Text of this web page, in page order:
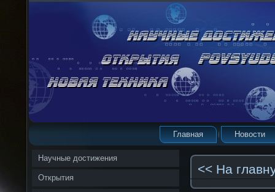
Главная Новости
Научные достижения
Открытия
<< На